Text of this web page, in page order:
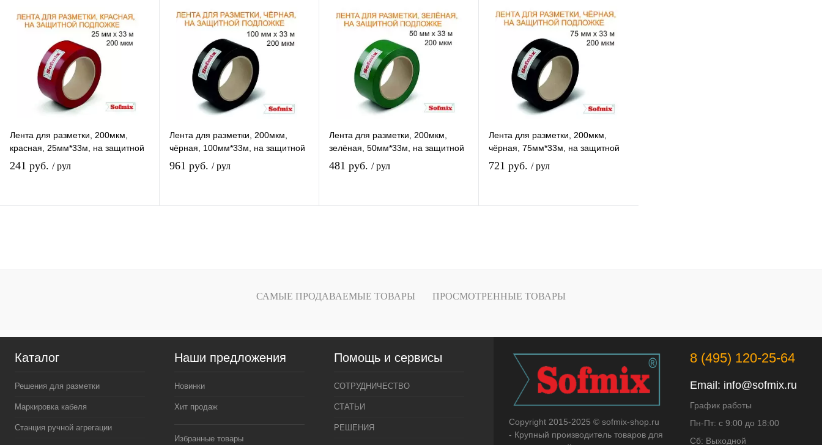
В избранное
К сравнению
В наличии
В избранное
К сравнению
В наличии
В избранное
К сравнению
В наличии
В избранное
К сравнению
Под заказ
Лента для разметки, 200мкм,
красная, 25мм*33м, на защитной
подложке
241 руб. / рул
Лента для разметки, 200мкм,
чёрная, 100мм*33м, на защитной
подложке
961 руб. / рул
Лента для разметки, 200мкм,
зелёная, 50мм*33м, на защитной
подложке
481 руб. / рул
Лента для разметки, 200мкм,
чёрная, 75мм*33м, на защитной
подложке
721 руб. / рул
САМЫЕ ПРОДАВАЕМЫЕ ТОВАРЫ ПРОСМОТРЕННЫЕ ТОВАРЫ
Каталог
Решения для разметки
Маркировка кабеля
Станция ручной агрегации
Наши предложения
Новинки
Хит продаж
Избранные товары
Помощь и сервисы
СОТРУДНИЧЕСТВО
СТАТЬИ
РЕШЕНИЯ
Copyright 2015-2025 © sofmix-shop.ru
- Крупный производитель товаров для
8 (495) 120-25-64
Email: info@sofmix.ru
График работы
Пн-Пт: с 9:00 до 18:00
Сб: Выходной